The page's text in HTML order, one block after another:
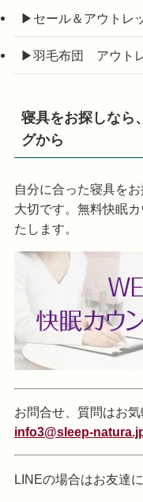
▶セール＆アウトレ
▶羽毛布団 アウト
寝具をお探しなら
グから
自分に合った寝具を
大切です。無料快眠
たします。
お問合せ、質問はお
info3@sleep-
LINEの場合はお友達